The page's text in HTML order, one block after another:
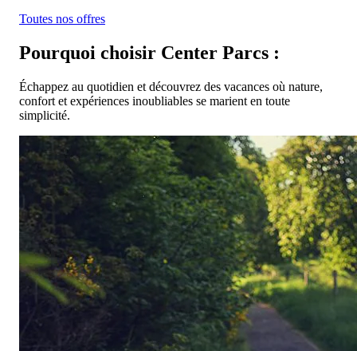
Toutes nos offres
Pourquoi choisir Center Parcs :
Échappez au quotidien et découvrez des vacances où nature,
confort et expériences inoubliables se marient en toute
simplicité.